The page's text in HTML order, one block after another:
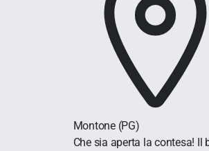
Montone (PG)
Che sia aperta la contesa! Il